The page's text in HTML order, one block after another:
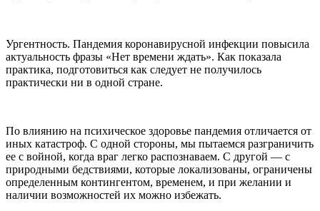
Ургентность. Пандемия коронавирусной инфекции повысила
актуальность фразы «Нет времени ждать». Как показала
практика, подготовиться как следует не получилось
практически ни в одной стране.
По влиянию на психическое здоровье пандемия отличается от
иных катастроф. С одной стороны, мы пытаемся разграничить
ее с войной, когда враг легко распознаваем. С другой — с
природными бедствиями, которые локализованы, ограничены
определенным контингентом, временем, и при желании и
наличии возможностей их можно избежать.